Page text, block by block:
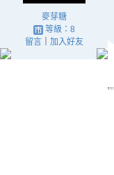
麥芽糖
等級：8
留言｜ 加入好友